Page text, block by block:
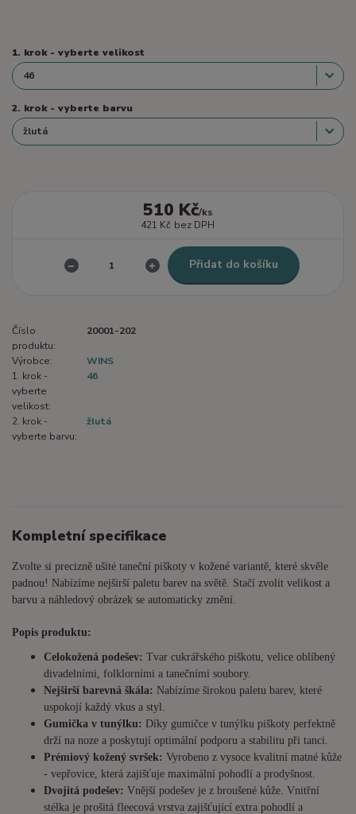
1. krok - vyberte velikost
2. krok - vyberte barvu
510 Kč/ks
421 Kč bez DPH
Přidat do košíku
Číslo
produktu:
20001-202
Výrobce:
WINS
1. krok -
vyberte
velikost:
46
2. krok -
vyberte barvu:
žlutá
Kompletní specifikace
Zvolte si precizně ušité taneční piškoty v kožené variantě, které skvěle
padnou! Nabízíme nejširší paletu barev na světě. Stačí zvolit velikost a
barvu a náhledový obrázek se automaticky změní.
Popis produktu:
Celokožená podešev: Tvar cukrářského piškotu, velice oblíbený
divadelními, folklorními a tanečními soubory.
Nejširší barevná škála: Nabízíme širokou paletu barev, které
uspokojí každý vkus a styl.
Gumička v tunýlku: Díky gumičce v tunýlku piškoty perfektně
drží na noze a poskytují optimální podporu a stabilitu při tanci.
Prémiový kožený svršek: Vyrobeno z vysoce kvalitní matné kůže
- vepřovice, která zajišťuje maximální pohodlí a prodyšnost.
Dvojitá podešev: Vnější podešev je z broušené kůže. Vnitřní
stélka je prošitá fleecová vrstva zajišťující extra pohodlí a